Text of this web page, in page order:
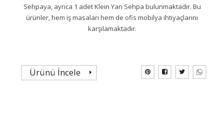
Sehpaya, ayrıca 1 adet Klein Yan Sehpa bulunmaktadır. Bu
ürünler, hem iş masaları hem de ofis mobilya ihtiyaçlarını
karşılamaktadır.
Ürünü İncele